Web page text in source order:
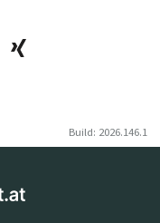
Build: 2026.146.1